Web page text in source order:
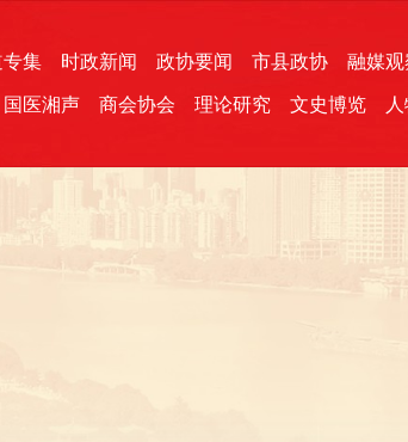
专集 时政新闻 政协要闻 市县政协 融媒观
国医湘声 商会协会 理论研究 文史博览